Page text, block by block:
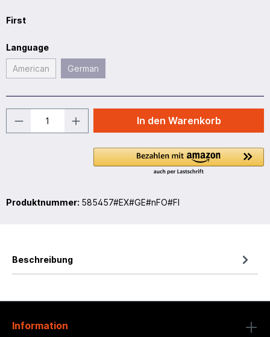
First
Language
American German
In den Warenkorb
Produktnummer: 585457#EX#GE#nFO#FI
Beschreibung
Information